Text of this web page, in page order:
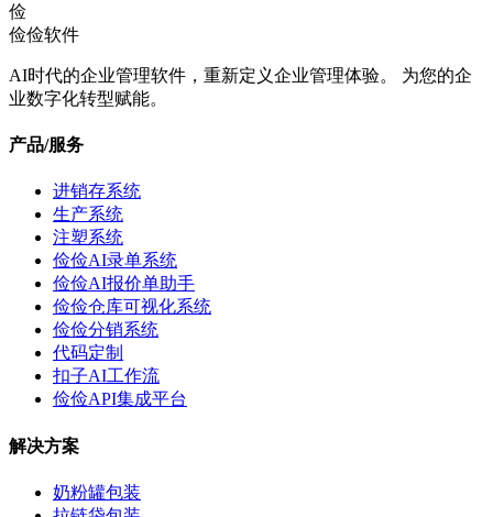
俭
俭俭软件
AI时代的企业管理软件，重新定义企业管理体验。 为您的企
业数字化转型赋能。
产品/服务
进销存系统
生产系统
注塑系统
俭俭AI录单系统
俭俭AI报价单助手
俭俭仓库可视化系统
俭俭分销系统
代码定制
扣子AI工作流
俭俭API集成平台
解决方案
奶粉罐包装